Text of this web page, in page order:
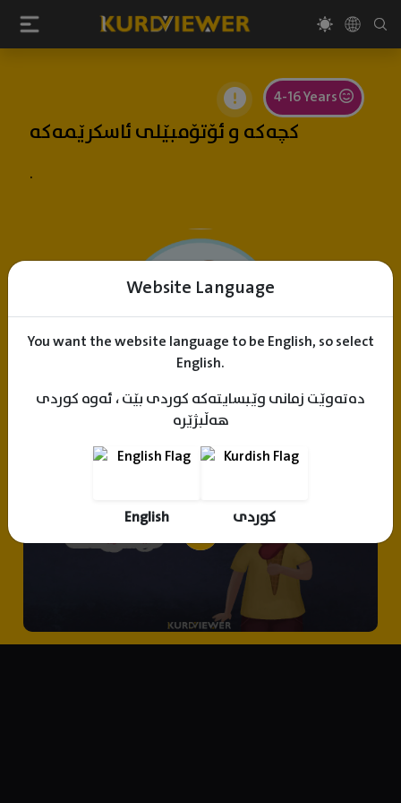
Website Language
You want the website language to be English, so select
English.
دەتەوێت زمانی وێبسایتەکە کوردی بێت ، ئەوە کوردی
هەڵبژێرە
English کوردی
4-16 Years
کچەکە و ئۆتۆمبێلی ئاسکرێمەکە
.